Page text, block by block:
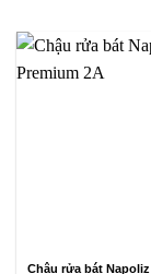
Chậu rửa bát